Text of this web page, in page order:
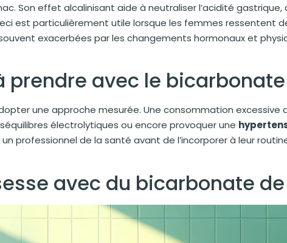
Son effet alcalinisant aide à neutraliser l’acidité
est particulièrement utile lorsque les femmes ressentent
exacerbées par les changements hormonaux et
prendre avec le
une approche mesurée. Une consommation excessive
électrolytiques ou encore provoquer une
professionnel de la santé avant de l’incorporer à leur
avec du bicarbonate